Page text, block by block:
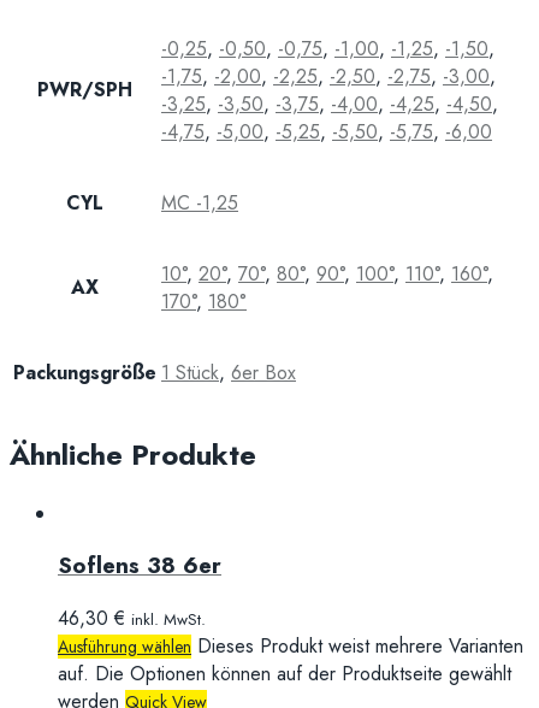
PWR/SPH
-0,25, -0,50, -0,75, -1,00, -1,25, -1,50,
-1,75, -2,00, -2,25, -2,50, -2,75, -3,00,
-3,25, -3,50, -3,75, -4,00, -4,25, -4,50,
-4,75, -5,00, -5,25, -5,50, -5,75, -6,00
CYL MC -1,25
AX 10°, 20°, 70°, 80°, 90°, 100°, 110°, 160°,
170°, 180°
Packungsgröße 1 Stück, 6er Box
Ähnliche Produkte
Soflens 38 6er
46,30€ inkl. MwSt.
Ausführung wählen Dieses Produkt weist mehrere Varianten
auf. Die Optionen können auf der Produktseite gewählt
werden Quick View